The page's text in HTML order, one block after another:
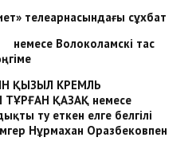
телеарнасындағы сұхбат
Волоколамскі тас
ҚЫЗЫЛ КРЕМЛЬ
ТҰРҒАН ҚАЗАҚ немесе
ту еткен елге белгілі
Нұрмахан Оразбековпен